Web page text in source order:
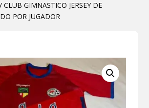
/ CLUB GIMNASTICO JERSEY DE
POR JUGADOR